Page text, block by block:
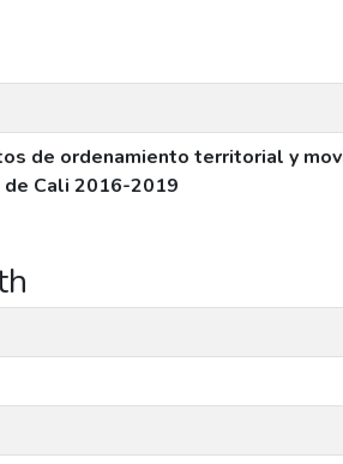
de ordenamiento territorial y
Cali 2016-2019